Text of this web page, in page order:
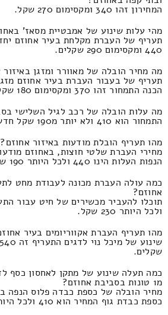
המחירון זהו 340 ומקסימום 270 שקל.
מהי עלות שינוע של אמבטיית מסאז'
תעריף של העברת מקלחת בעיר אחוזם
440 ומקסימום 290 שקלים.
מה מחיר הובלה של מאוורר ומזגן באיזור
תעריף של בעבור העברת בעיר אחוזם
הכנה התמחור זהו 370 ומקסימום 180 שקלים חדשים.
מה עלות הובלה של רכב לגיל השלישי
התמחור הוא 410 ולא יותר מ190 שקל חדש.
מהו תעריף הובלת מודעות באיזור אחוזם?
מחירי העברת שלטי חוצות, באחוזם
הנפות העלות הינו 440 ולכל היותר 190 שקלים.
כמה עולה העברת מכונה לעבודת מחט
אחוזם?
ולכל היותר 230 שקל.
מהו תעריף העברת אקווריומים בעיר
שקלים.
כמה תעלה שינוע של מתקן לאחסון כסף
מ1 טונות בסביבת אחוזם?
מחיר הובלה של כספת כבדה פלוס הנפה
כספת כבדת גוף המחיר הוא 410 ולכל היותר 170 שקלים חדשים.